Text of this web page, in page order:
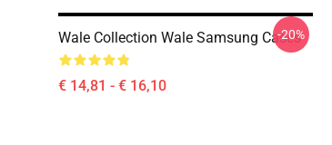
Wale Collection Wale Samsung Cases
€ 14,81 - € 16,10
-20%